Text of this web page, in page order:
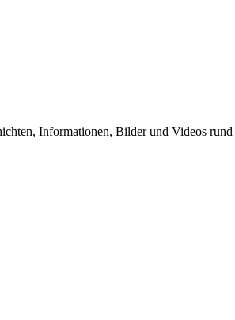
Informationen, Bilder und Videos